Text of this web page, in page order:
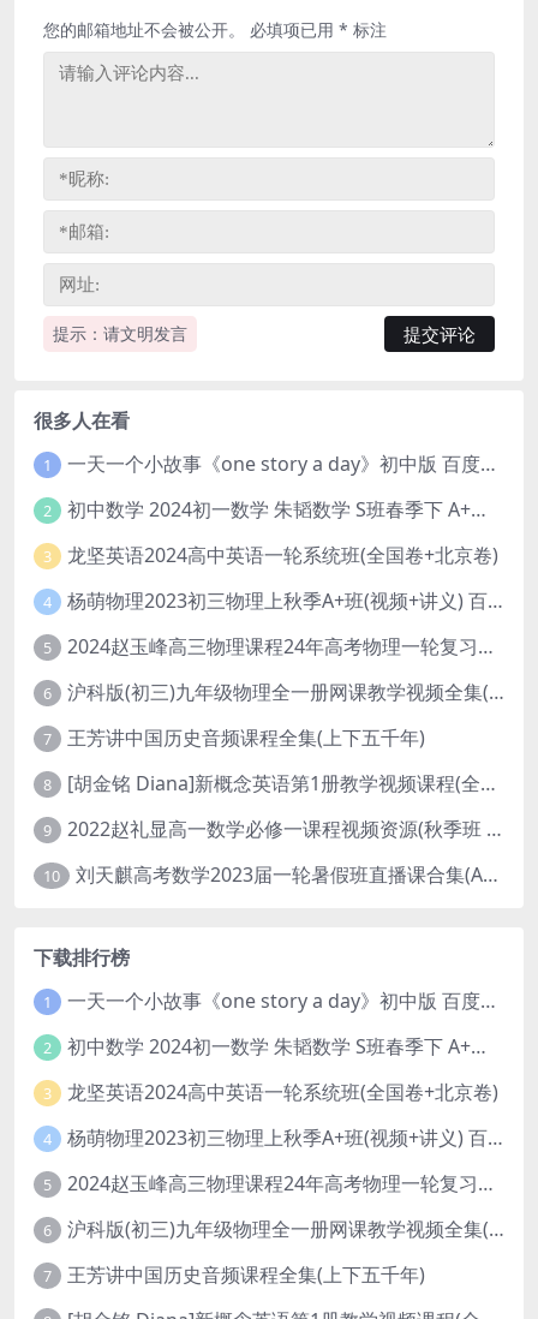
提示：请文明发言
您的邮箱地址不会被公开。 必填项已用 * 标注
很多人在看
1 一天一个小故事《one story a day》初中版 百度网盘分享下载
2 初中数学 2024初一数学 朱韬数学 S班春季下 A+班春季下 百度云网盘
3 龙坚英语2024高中英语一轮系统班(全国卷+北京卷)
4 杨萌物理2023初三物理上秋季A+班(视频+讲义) 百度网盘分享
5 2024赵玉峰高三物理课程24年高考物理一轮复习网课教程
6 沪科版(初三)九年级物理全一册网课教学视频全集(录播版 杜春雨 66讲)
7 王芳讲中国历史音频课程全集(上下五千年)
8 [胡金铭 Diana]新概念英语第1册教学视频课程(全集 百度网盘下载)
9 2022赵礼显高一数学必修一课程视频资源(秋季班 含讲义)百度网盘云
10 刘天麒高考数学2023届一轮暑假班直播课合集(A和A+)
下载排行榜
1 一天一个小故事《one story a day》初中版 百度网盘分享下载
2 初中数学 2024初一数学 朱韬数学 S班春季下 A+班春季下 百度云网盘
3 龙坚英语2024高中英语一轮系统班(全国卷+北京卷)
4 杨萌物理2023初三物理上秋季A+班(视频+讲义) 百度网盘分享
5 2024赵玉峰高三物理课程24年高考物理一轮复习网课教程
6 沪科版(初三)九年级物理全一册网课教学视频全集(录播版 杜春雨 66讲)
7 王芳讲中国历史音频课程全集(上下五千年)